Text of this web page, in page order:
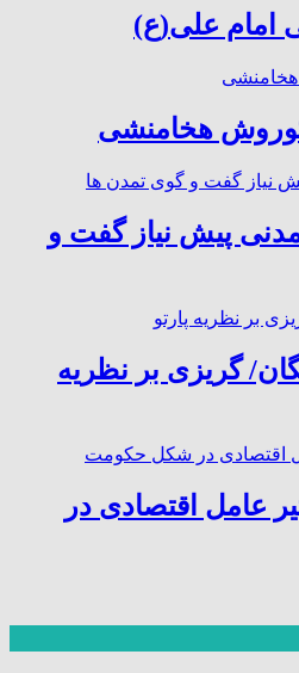
امام علی(ع)
کوروش هخامنشی
پیش نیاز گفت و
گریزی بر نظریه
عامل اقتصادی در